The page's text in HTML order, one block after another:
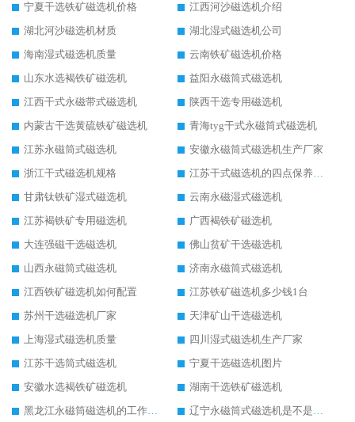
宁夏干选铁矿磁选机价格
江西河沙磁选机介绍
湖北河沙磁选机材质
湖北湿式磁选机公司
海南湿式磁选机质量
云南铁矿磁选机价格
山东水选褐铁矿磁选机
益阳永磁筒式磁选机
江西干式永磁带式磁选机
陕西干选专用磁选机
内蒙古干选黄硫铁矿磁选机
青海tyg干式永磁筒式磁选机
江苏永磁筒式磁选机
安徽永磁筒式磁选机生产厂家
浙江干式磁选机规格
江苏干式磁选机的四点保养秘籍
甘肃钛铁矿湿式磁选机
云南永磁湿式磁选机
江苏褐铁矿专用磁选机
广西褐铁矿磁选机
大连强磁干选磁选机
佛山贫矿干选磁选机
山西永磁筒式磁选机
济南永磁筒式磁选机
江西铁矿磁选机如何配置
江苏铁矿磁选机多少钱1台
苏州干选磁选机厂家
天津矿山干选磁选机
上海湿式磁选机质量
四川湿式磁选机生产厂家
江苏干选筒式磁选机
宁夏干选磁选机图片
安徽水选褐铁矿磁选机
湖南干选铁矿磁选机
黑龙江永磁筒磁选机的工作原理
辽宁永磁筒式磁选机是不是强磁